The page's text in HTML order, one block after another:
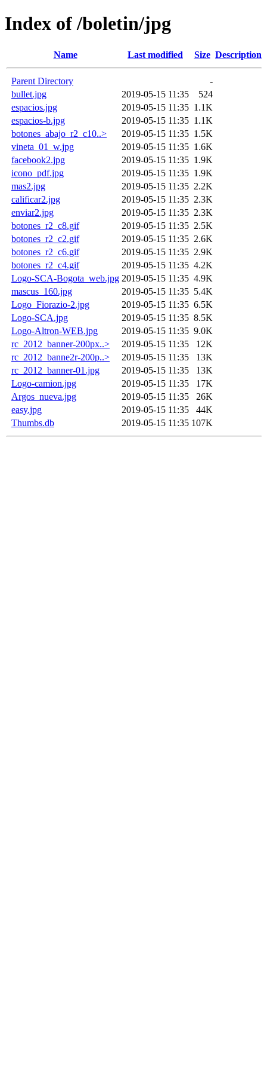
Index of /boletin/jpg
Name Last modified Size Description
Parent Directory
-
bullet.jpg
2019-05-15 11:35
524
espacios.jpg
2019-05-15 11:35 1.1K
espacios-b.jpg
2019-05-15 11:35 1.1K
botones_abajo_r2_c10..>
2019-05-15 11:35 1.5K
vineta_01_w.jpg
2019-05-15 11:35 1.6K
facebook2.jpg
2019-05-15 11:35 1.9K
icono_pdf.jpg
2019-05-15 11:35 1.9K
mas2.jpg
2019-05-15 11:35 2.2K
calificar2.jpg
2019-05-15 11:35 2.3K
enviar2.jpg
2019-05-15 11:35 2.3K
botones_r2_c8.gif
2019-05-15 11:35 2.5K
botones_r2_c2.gif
2019-05-15 11:35 2.6K
botones_r2_c6.gif
2019-05-15 11:35 2.9K
botones_r2_c4.gif
2019-05-15 11:35 4.2K
Logo-SCA-Bogota_web.jpg 2019-05-15 11:35 4.9K
mascus_160.jpg
2019-05-15 11:35 5.4K
Logo_Fiorazio-2.jpg
2019-05-15 11:35 6.5K
Logo-SCA.jpg
2019-05-15 11:35 8.5K
Logo-Altron-WEB.jpg
2019-05-15 11:35 9.0K
rc_2012_banner-200px..>
2019-05-15 11:35
12K
rc_2012_banne2r-200p..>
2019-05-15 11:35
13K
rc_2012_banner-01.jpg
2019-05-15 11:35
13K
Logo-camion.jpg
2019-05-15 11:35
17K
Argos_nueva.jpg
2019-05-15 11:35
26K
easy.jpg
2019-05-15 11:35
44K
Thumbs.db
2019-05-15 11:35 107K